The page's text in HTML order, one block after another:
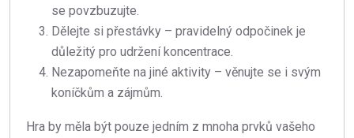
se povzbuzujte.
Dělejte si přestávky – pravidelný odpočinek je
důležitý pro udržení koncentrace.
Nezapomeňte na jiné aktivity – věnujte se i svým
koníčkům a zájmům.
Hra by měla být pouze jedním z mnoha prvků vašeho